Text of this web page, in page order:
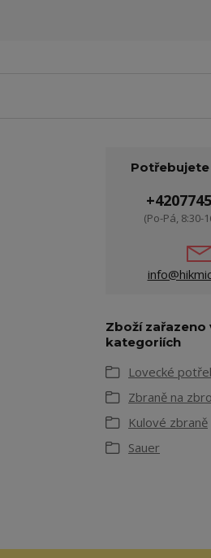
(Po-Pá, 8:30-
Zboží zařazeno
kategoriích
Lovecké
Zbraně na
Kulové zbraně
Sauer